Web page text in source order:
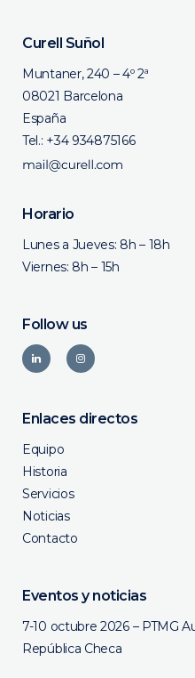
Curell Suñol
Muntaner, 240 – 4º 2ª
08021 Barcelona
España
Tel.: +34 934875166
Horario
Lunes a Jueves: 8h – 18h
Viernes: 8h – 15h
Follow us
Enlaces directos
Equipo
Historia
Servicios
Noticias
Contacto
Eventos y noticias
7-10 octubre 2026 – PTMG
República Checa